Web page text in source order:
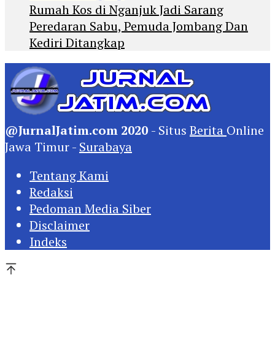
Rumah Kos di Nganjuk Jadi Sarang
Peredaran Sabu, Pemuda Jombang Dan
Kediri Ditangkap
@JurnalJatim.com 2020 - Situs Berita Online
Jawa Timur - Surabaya
Tentang Kami
Redaksi
Pedoman Media Siber
Disclaimer
Indeks